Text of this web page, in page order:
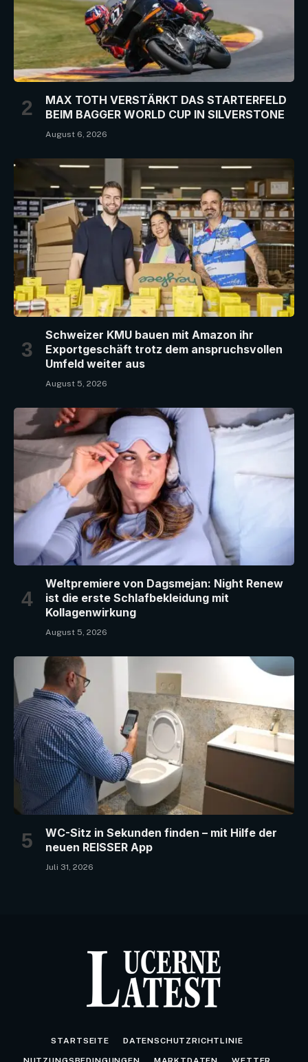
MAX TOTH VERSTÄRKT DAS STARTERFELD
BEIM BAGGER WORLD CUP IN SILVERSTONE
August 6, 2026
Schweizer KMU bauen mit Amazon ihr
Exportgeschäft trotz dem anspruchsvollen
Umfeld weiter aus
August 5, 2026
Weltpremiere von Dagsmejan: Night Renew
ist die erste Schlafbekleidung mit
Kollagenwirkung
August 5, 2026
WC-Sitz in Sekunden finden – mit Hilfe der
neuen REISSER App
Juli 31, 2026
STARTSEITE DATENSCHUTZRICHTLINIE